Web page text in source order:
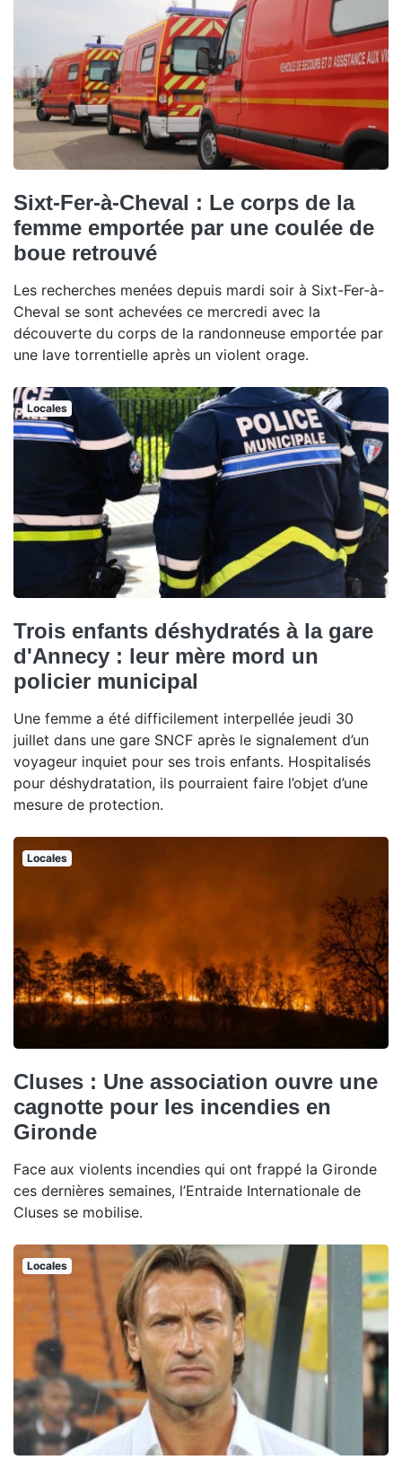
Sixt-Fer-à-Cheval : Le corps de la
femme emportée par une coulée de
boue retrouvé
Les recherches menées depuis mardi soir à Sixt-Fer-à-
Cheval se sont achevées ce mercredi avec la
découverte du corps de la randonneuse emportée par
une lave torrentielle après un violent orage.
Locales
Trois enfants déshydratés à la gare
d'Annecy : leur mère mord un
policier municipal
Une femme a été difficilement interpellée jeudi 30
juillet dans une gare SNCF après le signalement d’un
voyageur inquiet pour ses trois enfants. Hospitalisés
pour déshydratation, ils pourraient faire l’objet d’une
mesure de protection.
Locales
Cluses : Une association ouvre une
cagnotte pour les incendies en
Gironde
Face aux violents incendies qui ont frappé la Gironde
ces dernières semaines, l’Entraide Internationale de
Cluses se mobilise.
Locales